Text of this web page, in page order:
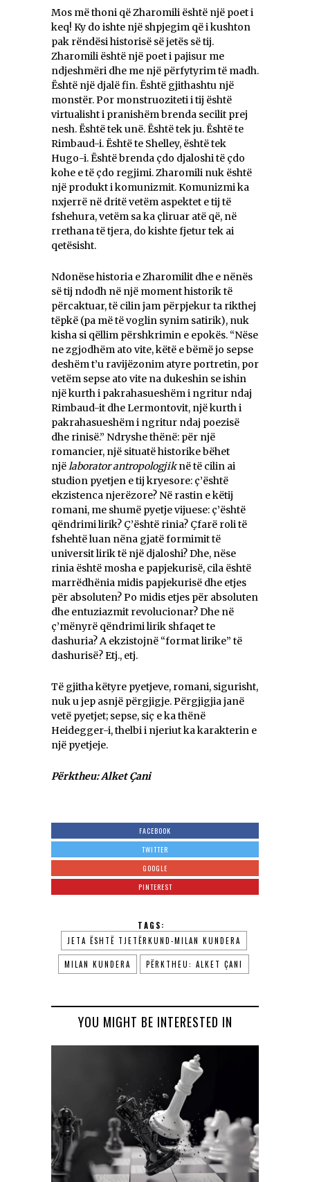
Mos më thoni që Zharomili është një poet i
keq! Ky do ishte një shpjegim që i kushton
pak rëndësi historisë së jetës së tij.
Zharomili është një poet i pajisur me
ndjeshmëri dhe me një përfytyrim të madh.
Është një djalë fin. Është gjithashtu një
monstër. Por monstruoziteti i tij është
virtualisht i pranishëm brenda secilit prej
nesh. Është tek unë. Është tek ju. Është te
Rimbaud-i. Është te Shelley, është tek
Hugo-i. Është brenda çdo djaloshi të çdo
kohe e të çdo regjimi. Zharomili nuk është
një produkt i komunizmit. Komunizmi ka
nxjerrë në dritë vetëm aspektet e tij të
fshehura, vetëm sa ka çliruar atë që, në
rrethana të tjera, do kishte fjetur tek ai
qetësisht.
Ndonëse historia e Zharomilit dhe e nënës
së tij ndodh në një moment historik të
përcaktuar, të cilin jam përpjekur ta rikthej
tëpkë (pa më të voglin synim satirik), nuk
kisha si qëllim përshkrimin e epokës. “Nëse
ne zgjodhëm ato vite, këtë e bëmë jo sepse
deshëm t’u ravijëzonim atyre portretin, por
vetëm sepse ato vite na dukeshin se ishin
një kurth i pakrahasueshëm i ngritur ndaj
Rimbaud-it dhe Lermontovit, një kurth i
pakrahasueshëm i ngritur ndaj poezisë
dhe rinisë.” Ndryshe thënë: për një
romancier, një situatë historike bëhet
njëlaborator antropologjiknë të cilin ai
studion pyetjen e tij kryesore: ç’është
ekzistenca njerëzore? Në rastin e këtij
romani, me shumë pyetje vijuese: ç’është
qëndrimi lirik? Ç’është rinia? Çfarë roli të
fshehtë luan nëna gjatë formimit të
universit lirik të një djaloshi? Dhe, nëse
rinia është mosha e papjekurisë, cila është
marrëdhënia midis papjekurisë dhe etjes
për absoluten? Po midis etjes për absoluten
dhe entuziazmit revolucionar? Dhe në
ç’mënyrë qëndrimi lirik shfaqet te
dashuria? A ekzistojnë “format lirike” të
dashurisë? Etj., etj.
Të gjitha këtyre pyetjeve, romani, sigurisht,
nuk u jep asnjë përgjigje. Përgjigjia janë
vetë pyetjet; sepse, siç e ka thënë
Heidegger-i, thelbi i njeriut ka karakterin e
një pyetjeje.
Përktheu: Alket Çani
FACEBOOK
TWITTER
GOOGLE
PINTEREST
TAGS:
JETA ËSHTË TJETËRKUND-MILAN KUNDERA
MILAN KUNDERA PËRKTHEU: ALKET ÇANI
YOU MIGHT BE INTERESTED IN